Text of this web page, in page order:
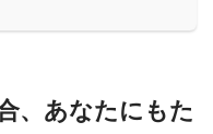
、あなたにもた